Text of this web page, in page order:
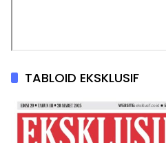
TABLOID EKSKLUSIF